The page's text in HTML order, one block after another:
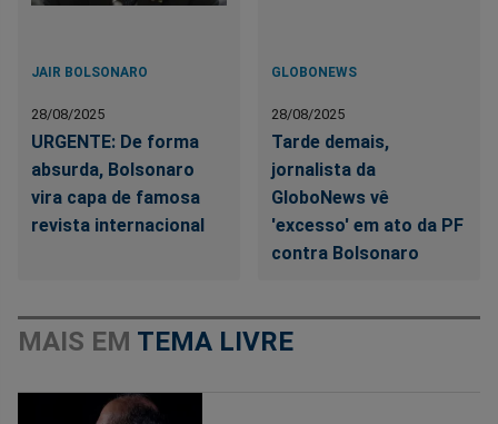
JAIR BOLSONARO
28/08/2025
URGENTE: De forma
absurda, Bolsonaro
vira capa de famosa
revista internacional
GLOBONEWS
28/08/2025
Tarde demais,
jornalista da
GloboNews vê
'excesso' em ato da PF
contra Bolsonaro
MAIS EM TEMA LIVRE